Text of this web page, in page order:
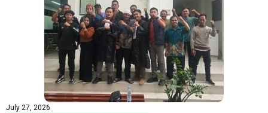
July 27, 2026